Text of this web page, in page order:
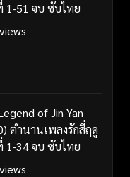
1-51 จบ ซับไทย
of Jin Yan
ตำนานเพลงรักสี่ฤดู
1-34 จบ ซับไทย